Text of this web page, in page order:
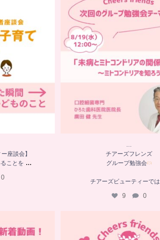
ことを
座談会】
ことを ...
0
チアーズフレンズ
グループ勉強会
チアーズビューティーでは
…
チアーズフレンズ
グループ勉強会
チアーズビューティーでは
9 0
ンネル
…
チアーズフレンズ
グループ勉強会